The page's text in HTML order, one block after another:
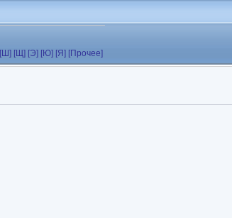
[Ш] [Щ] [Э] [Ю] [Я] [Прочее]